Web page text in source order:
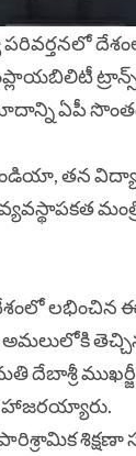
పరివర్తనలో
ఎంప్లాయబిలిటీ
ఏపీ సొంతం
ఇండియా, తన
వ్యవస్థాపకత
లభించిన ఈ
తెచ్చిన
దేబాశ్రీ
హాజరయ్యారు.
శిక్షణా